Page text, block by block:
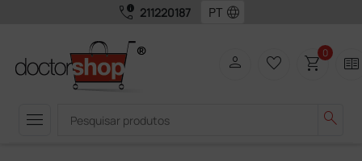
call_quality 211220187 language
menu search
person favorite_border shopping_cart0 two_pager